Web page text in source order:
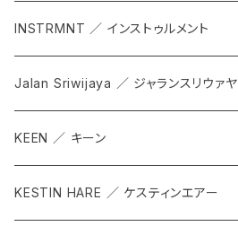
INSTRMNT ／ インストゥルメント
Jalan Sriwijaya ／ ジャランスリウァヤ
KEEN ／ キーン
KESTIN HARE ／ ケスティンエアー